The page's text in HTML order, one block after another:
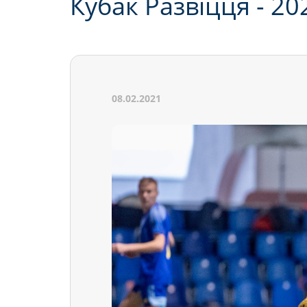
08.02.2021